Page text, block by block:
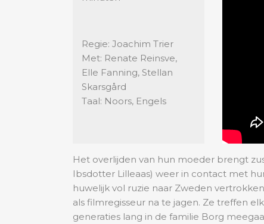
Regie: Joachim Trier
Met: Renate Reinsve,
Elle Fanning, Stellan
Skarsgård
Taal: Noors, Engels
Het overlijden van hun moeder brengt
Ibsdotter Lilleaas) weer in contact met
huwelijk vol ruzie naar Zweden
als filmregisseur na te jagen. Ze treffen
generaties lang in de familie Borg